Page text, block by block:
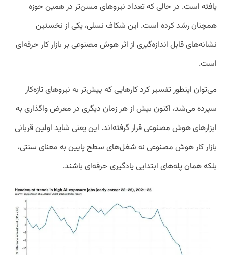
یافته است. در حالی که تعداد نیروهای مسن‌تر در همین حوزه
همچنان رشد کرده است. این شکاف نسلی، یکی از نخستین
نشانه‌های قابل اندازه‌گیری از اثر هوش مصنوعی بر بازار کار حرفه‌ای
است.
می‌توان اینطور تفسیر کرد کارهایی که پیش‌تر به نیروهای تازه‌کار
سپرده می‌شد، اکنون بیش از هر زمان دیگری در معرض واگذاری به
ابزارهای هوش مصنوعی قرار گرفته‌اند. این یعنی شاید اولین قربانی
بازار کار هوش مصنوعی نه شغل‌های سطح پایین به معنای سنتی،
بلکه همان پله‌های ابتدایی یادگیری حرفه‌ای باشند.